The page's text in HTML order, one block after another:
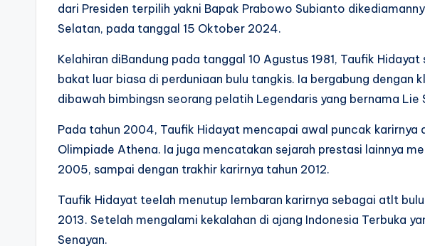
dari Presiden terpilih yakni Bapak Prabowo Subianto
Selatan, pada tanggal 15 Oktober 2024.
Kelahiran diBandung pada tanggal 10 Agustus 1981, Taufik
bakat luar biasa di perduniaan bulu tangkis. Ia bergabung dengan
dibawah bimbingsn seorang pelatih Legendaris yang bernama Lie
Pada tahun 2004, Taufik Hidayat mencapai awal puncak karirnya
Olimpiade Athena. Ia juga mencatakan sejarah prestasi lainnya
2005, sampai dengan trakhir karirnya tahun 2012.
Taufik Hidayat teelah menutup lembaran karirnya sebagai atlt
2013. Setelah mengalami kekalahan di ajang Indonesia Terbuka
Senayan.